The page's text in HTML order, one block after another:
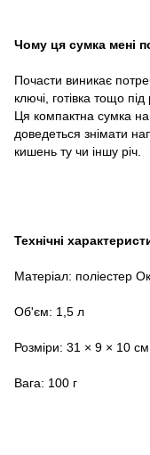
Чому ця сумка мені
Почасти виникає
ключі, готівка тощо
Ця компактна сумка
доведеться знімати
кишень ту чи іншу річ.
Технічні
Матеріал: поліестер
Об'єм: 1,5 л
Розміри: 31 × 9 × 10 см
Вага: 100 г